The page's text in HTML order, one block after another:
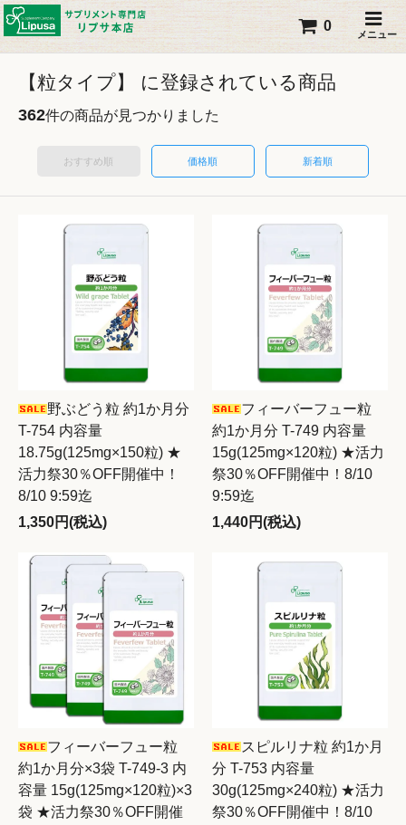
メニュー
0
【粒タイプ】 に登録されている商品
362件の商品が見つかりました
おすすめ順 価格順 新着順
野ぶどう粒 約1か月分
T-754 内容量
18.75g(125mg×150粒) ★
活力祭30％OFF開催中！
8/10 9:59迄
1,350円(税込)
フィーバーフュー粒
約1か月分 T-749 内容量
15g(125mg×120粒) ★活力
祭30％OFF開催中！8/10
9:59迄
1,440円(税込)
フィーバーフュー粒
約1か月分×3袋 T-749-3 内
容量 15g(125mg×120粒)×3
袋 ★活力祭30％OFF開催
スピルリナ粒 約1か月
分 T-753 内容量
30g(125mg×240粒) ★活力
祭30％OFF開催中！8/10